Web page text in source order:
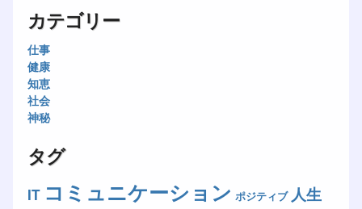
カテゴリー
仕事
健康
知恵
社会
神秘
タグ
IT コミュニケーション ポジティブ 人生